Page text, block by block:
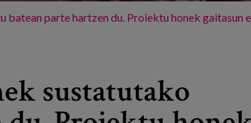
parte hartzen du. Proiektu honek gaitasun
sustatutako